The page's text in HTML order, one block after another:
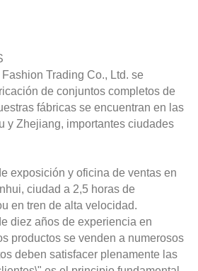
Trading Co., Ltd. se
de conjuntos completos de
fábricas se encuentran en las
y Zhejiang, importantes ciudades
exposición y oficina de ventas en
ciudad a 2,5 horas de
en tren de alta velocidad.
diez años de experiencia en
productos se venden a numerosos
deben satisfacer plenamente las